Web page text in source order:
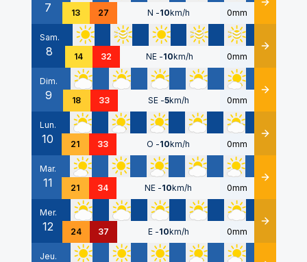
7 13 27 N -10km/h 0mm Détails
Sam.
8 14 32 NE -10km/h 0mm Détails
Dim.
9 18 33 SE -5km/h 0mm Détails
Lun.
10 21 33 O -10km/h 0mm Détails
Mar.
11 21 34 NE -10km/h 0mm Détails
Mer.
12 24 37 E -10km/h 0mm Détails
Jeu.